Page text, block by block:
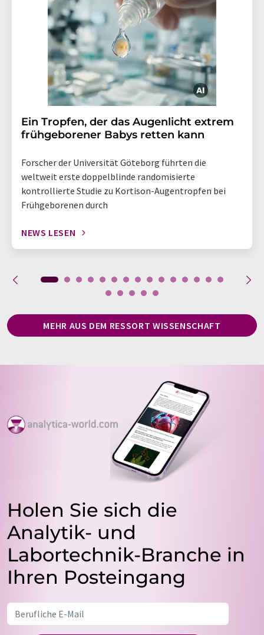
Ein Tropfen, der das Augenlicht extrem
frühgeborener Babys retten kann
Forscher der Universität Göteborg führten die
weltweit erste doppelblinde randomisierte
kontrollierte Studie zu Kortison-Augentropfen bei
Frühgeborenen durch
NEWS LESEN
MEHR AUS DEM RESSORT WISSENSCHAFT
Holen Sie sich die
Analytik- und
Labortechnik-Branche in
Ihren Posteingang